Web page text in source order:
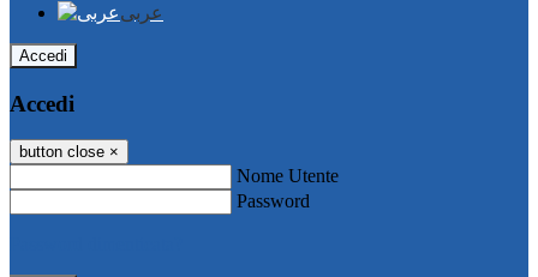
عربى
Accedi
Accedi
button close ×
Nome Utente
Password